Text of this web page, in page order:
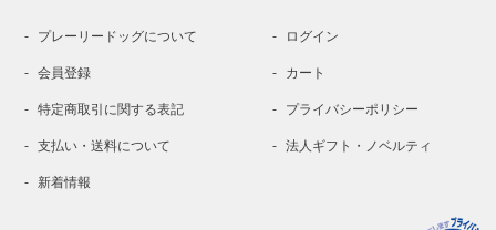
プレーリードッグについて ログイン
会員登録 カート
特定商取引に関する表記 プライバシーポリシー
支払い・送料について 法人ギフト・ノベルティ
新着情報